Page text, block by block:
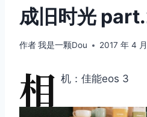
成旧时光
作者我是一颗Dou 2017 年 4
相 机：佳能eos 3